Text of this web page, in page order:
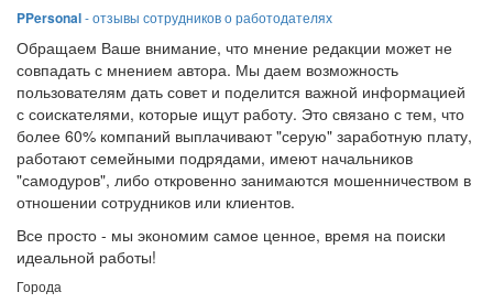
PPersonal- отзывы сотрудников о работодателях
Обращаем Ваше внимание, что мнение редакции может не
совпадать с мнением автора. Мы даем возможность
пользователям дать совет и поделится важной информацией
с соискателями, которые ищут работу. Это связано с тем, что
более 60% компаний выплачивают "серую" заработную плату,
работают семейными подрядами, имеют начальников
"самодуров", либо откровенно занимаются мошенничеством в
отношении сотрудников или клиентов.
Все просто - мы экономим самое ценное, время на поиски
идеальной работы!
Города